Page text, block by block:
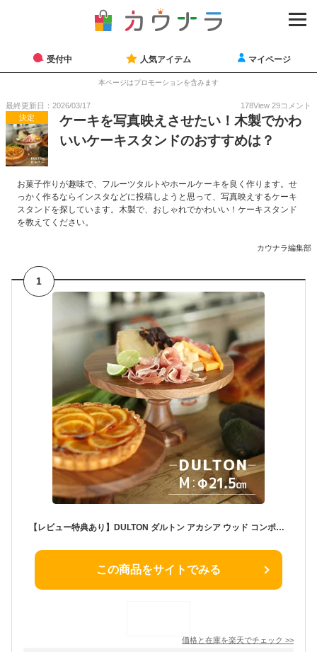
受付中 人気アイテム マイページ
本ページはプロモーションを含みます
最終更新日：2026/03/17 178View 29コメント
決定
ケーキを写真映えさせたい！木製でかわ
いいケーキスタンドのおすすめは？
お菓子作りが趣味で、フルーツタルトやホールケーキを良く作ります。せ
っかく作るならインスタなどに投稿しようと思って、写真映えするケーキ
スタンドを探しています。木製で、おしゃれでかわいい！ケーキスタンド
を教えてください。
カウナラ編集部
1
【レビュー特典あり】DULTON ダルトン アカシア ウッド コンポート M 347243[コンポート皿 ケーキスタンド ケーキ スタンド ケーキトレー 丸型 台 ディスプレイ台 木製 木 木目 可愛い おしゃれ フルーツ 果物 ティータイム お菓子 ディスプレイ 1段] 即納
この商品をサイトでみる
価格と在庫を楽天でチェック >>